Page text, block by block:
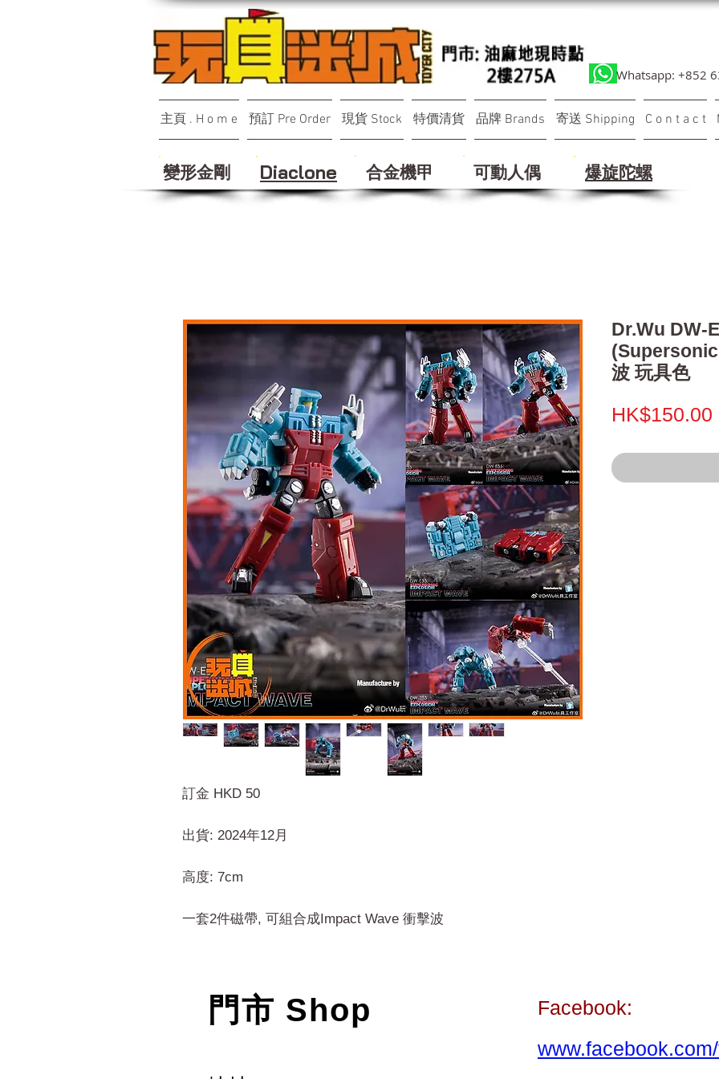
Whatsapp: +852
主頁 . H o m e 預訂 Pre Order 現貨 Stock 特價清貨 品牌 Brands 寄送 Shipping C o n t a c t
變形金剛 Diaclone 合金機甲 可動人偶 ​爆旋陀螺
訂金 HKD 50
出貨: 2024年12月
高度: 7cm
一套2件磁帶, 可組合成Impact Wave 衝擊波
Dr.Wu DW-
波 玩具色
HK$150.00
門市 Shop
Facebook: